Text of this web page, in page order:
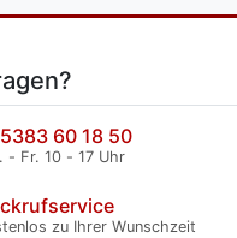
60 18 50
- Fr. 10 - 17 Uhr
zu Ihrer Wunschzeit